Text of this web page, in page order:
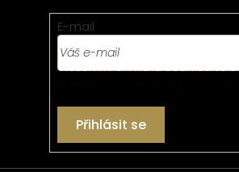
s
E-mail
Vložením e-mailu souhlasíte s
Přihlásit se